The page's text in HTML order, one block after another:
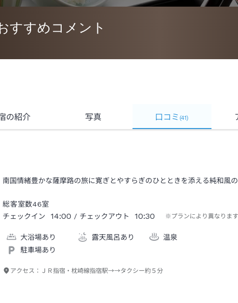
すすめコメント
の紹介 写真 口コミ (41)
南国情緒豊かな薩摩路の旅に寛ぎとやすらぎのひとときを添える純和風
総客室数46室
チェックイン
14:00 / チェックアウト 10:30 ※プランにより異なります
大浴場あり 露天風呂あり
温泉
駐車場あり
アクセス： ＪＲ指宿・枕崎線指宿駅→→タクシー約５分